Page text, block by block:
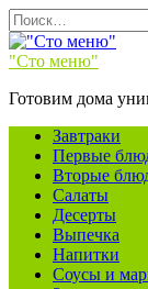
Перейти
к
содержанию
Search
for:
"Сто меню"
Готовим дома
Завтраки
Первые
Вторые
Салаты
Десерты
Выпечка
Напитки
Соусы и